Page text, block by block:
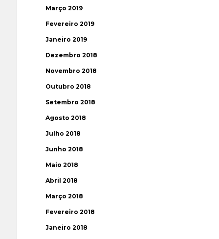
Março 2019
Fevereiro 2019
Janeiro 2019
Dezembro 2018
Novembro 2018
Outubro 2018
Setembro 2018
Agosto 2018
Julho 2018
Junho 2018
Maio 2018
Abril 2018
Março 2018
Fevereiro 2018
Janeiro 2018